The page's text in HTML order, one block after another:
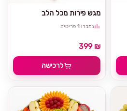
מגש פירות מכל הלב
נמכרו 1 פריטים
399 ₪
לרכישה